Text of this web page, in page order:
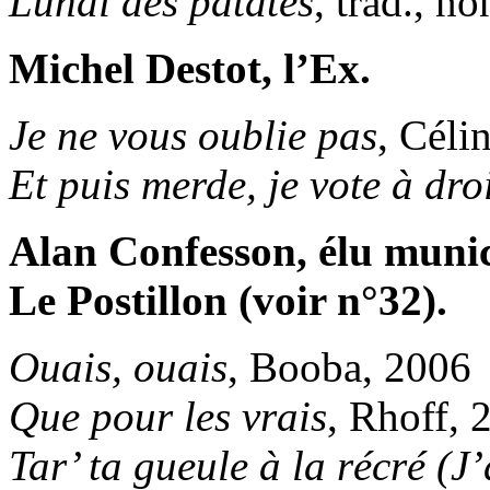
Michel Destot, l’Ex.
Je ne vous oublie pas,
Et puis merde, je vote à
Alan Confesson, élu
Le Postillon (voir n°32).
Ouais, ouais, Booba, 2006
Que pour les vrais, Rhoff,
Tar’ ta gueule à la récré